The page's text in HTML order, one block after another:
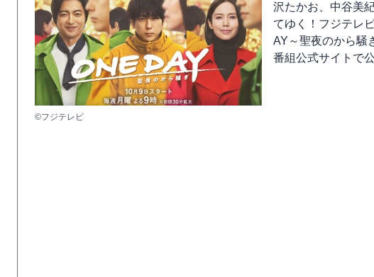
©フジテレビ
沢たかお、中谷美
てゆく！フジテレ
AY～聖夜のから騒
番組公式サイトで